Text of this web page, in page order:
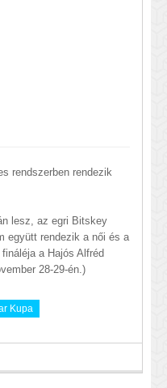
rendszerben rendezik
lesz, az egri Bitskey
együtt rendezik a női és a
a Hajós Alfréd
28-29-én.)
Kupa